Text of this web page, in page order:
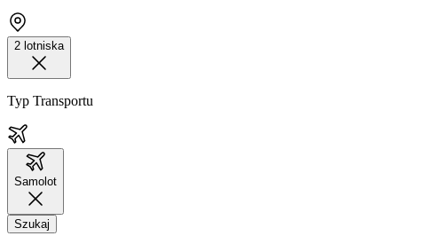
2 lotniska
Typ Transportu
Samolot
Szukaj